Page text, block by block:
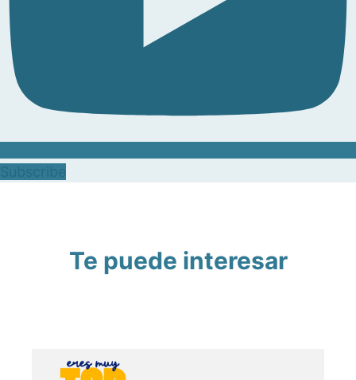
Te puede interesar